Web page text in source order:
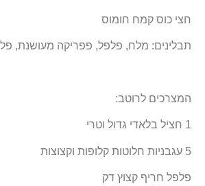
חצי כוס קמח חומוס
תבלינים: מלח, פלפל, פפריקה מעושנת,
המצרכים לרוטב:
1 חציל בלאדי גדול וטרי
5 עגבניות חלוטות קלופות וקצוצות
פלפל חריף קצוץ דק